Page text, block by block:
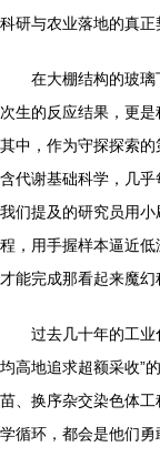
科研与农业落地的真正
在大棚结构的玻
次生的反应结果，更是
其中，作为守探探索
含代谢基础科学，几乎
我们提及的研究员用
程，用手握样本逼近
才能完成那看起来魔幻
过去几十年的工业
均高地追求超额采收”
苗、换序杂交染色体
学循环，都会是他们